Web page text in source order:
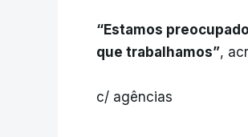
“Estamos
que trabalhamos”,
c/ agências